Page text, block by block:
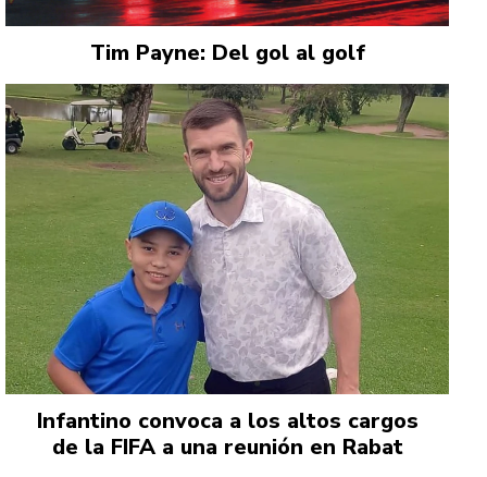
Tim Payne: Del gol al golf
Infantino convoca a los altos cargos
de la FIFA a una reunión en Rabat